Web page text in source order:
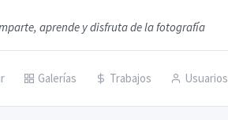
aprende y disfruta de la fotografía
Galerías Trabajos Usuarios